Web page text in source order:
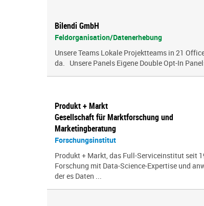
Bilendi GmbH
Feldorganisation/Datenerhebung
Unsere Teams Lokale Projektteams in 21
da. Unsere Panels Eigene Double Opt-In
Produkt + Markt
Gesellschaft für Marktforschung und
Marketingberatung
Forschungsinstitut
Produkt + Markt, das Full-Serviceinstitut seit
Forschung mit Data-Science-Expertise und
der es Daten ...